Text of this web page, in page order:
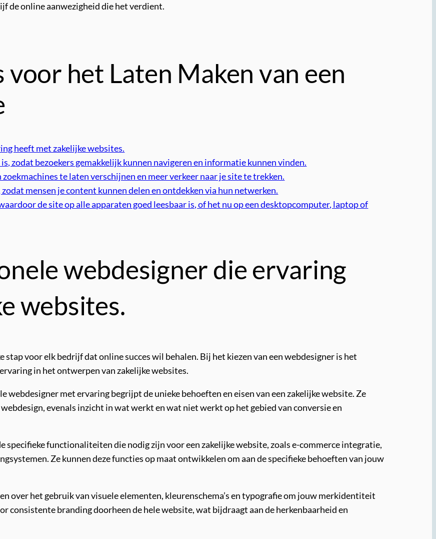
de online aanwezigheid die het verdient.
voor het Laten Maken van een
heeft met zakelijke websites.
zodat bezoekers gemakkelijk kunnen navigeren en informatie kunnen vinden.
te laten verschijnen en meer verkeer naar je site te trekken.
mensen je content kunnen delen en ontdekken via hun netwerken.
de site op alle apparaten goed leesbaar is, of het nu op een desktopcomputer, laptop of
webdesigner die ervaring
websites.
stap voor elk bedrijf dat online succes wil behalen. Bij het kiezen van een webdesigner is het
in het ontwerpen van zakelijke websites.
webdesigner met ervaring begrijpt de unieke behoeften en eisen van een zakelijke website. Ze
evenals inzicht in wat werkt en wat niet werkt op het gebied van conversie en
specifieke functionaliteiten die nodig zijn voor een zakelijke website, zoals e-commerce integratie,
Ze kunnen deze functies op maat ontwikkelen om aan de specifieke behoeften van jouw
over het gebruik van visuele elementen, kleurenschema’s en typografie om jouw merkidentiteit
consistente branding doorheen de hele website, wat bijdraagt aan de herkenbaarheid en